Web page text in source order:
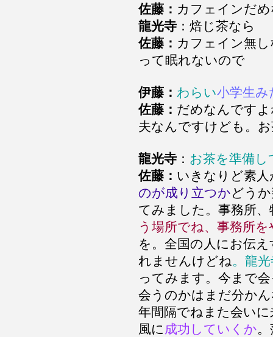
佐藤： カフェインだ
龍光寺 ：焙じ茶なら
佐藤： カフェイン無
って眠れないので
伊藤： わらい小学生み
佐藤： だめなんです
夫なんですけども。
龍光寺 ： お茶を準備し
佐藤： いきなりど素
のが成り立つかどう
てみました。事務所、
う場所でね、事務所
を。全国の人にお伝
れませんけどね。龍
ってみます。今まで
会うのかはまだ分か
年間隔でねまた会い
風に成功していくか